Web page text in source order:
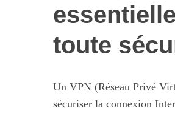
toute
Un VPN (Réseau Privé
sécuriser la connexion
S